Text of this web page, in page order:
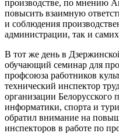
производстве, по мнению
повысить взаимную
и соблюдения
администрации, так и
В тот же день в
обучающий семинар для
профсоюза работников
технический инспектор
организации Белорусского
информатики, спорта и
обратил внимание на
инспекторов в работе по